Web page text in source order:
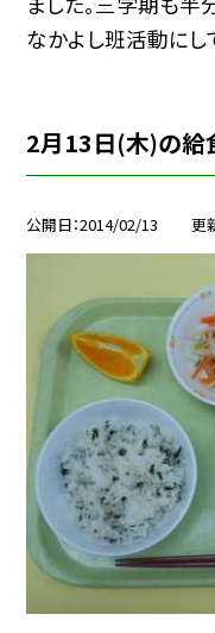
なかよし班活動にし
2月13日(木)の給
公開日 2014/02/13 更